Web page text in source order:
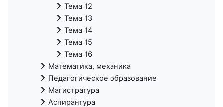
Тема 12
Тема 13
Тема 14
Тема 15
Тема 16
Математика, механика
Педагогическое образование
Магистратура
Аспирантура